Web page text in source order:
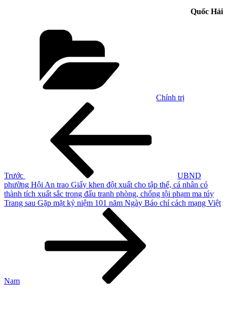
Quốc Hải
Chính trị
Trước
UBND
phường Hội An trao Giấy khen đột xuất cho tập thể, cá nhân có
thành tích xuất sắc trong đấu tranh phòng, chống tội phạm ma túy
Bài
Trang sau Gặp mặt kỷ niệm 101 năm Ngày Báo chí cách mạng Việt
Nam